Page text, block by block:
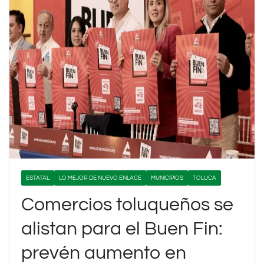
ESTATAL LO MEJOR DE NUEVO ENLACE MUNICIPIOS TOLUCA
Comercios toluqueños se
alistan para el Buen Fin:
prevén aumento en